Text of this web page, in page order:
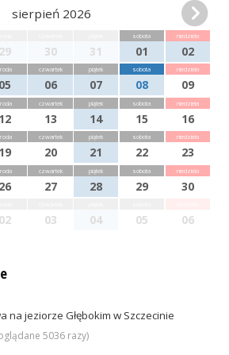
sierpień 2026
29 30 31
sobota
01
niedziela
02
05
czwartek
06
piątek
07
sobota
08
niedziela
09
12
czwartek
13
piątek
14
sobota
15
niedziela
16
19
czwartek
20
piątek
21
sobota
22
niedziela
23
26
czwartek
27
piątek
28
sobota
29
niedziela
30
02 03 04 05 06
na jeziorze Głębokim w Szczecinie
5036 razy)